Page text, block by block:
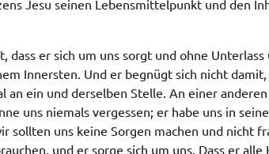
Jesu seinen Lebensmittelpunkt und den
er sich um uns sorgt und ohne Unterlass
Innersten. Und er begnügt sich nicht
an ein und derselben Stelle. An einer
uns niemals vergessen; er habe uns in
sollten uns keine Sorgen machen und nicht
und er sorge sich um uns. Dass er alle